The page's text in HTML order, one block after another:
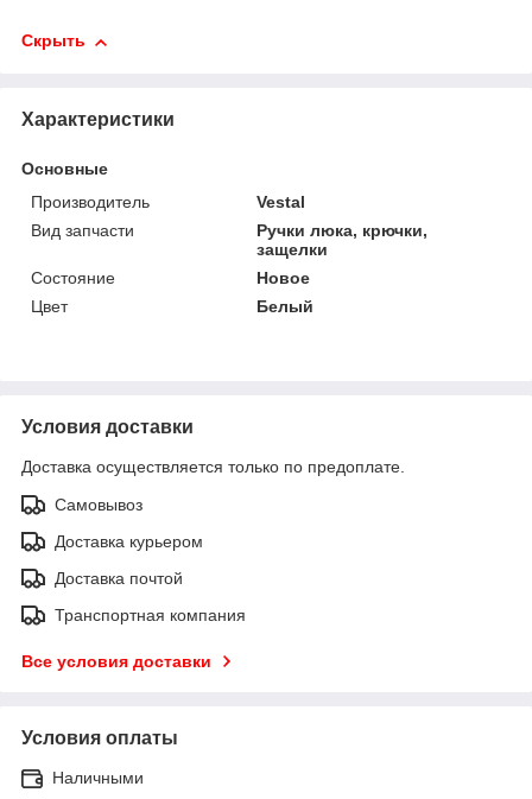
Скрыть
Характеристики
Основные
Производитель
Vestal
Вид запчасти
Ручки люка, крючки,
защелки
Состояние
Новое
Цвет
Белый
Условия доставки
Доставка осуществляется только по предоплате.
Самовывоз
Доставка курьером
Доставка почтой
Транспортная компания
Все условия доставки
Условия оплаты
Наличными